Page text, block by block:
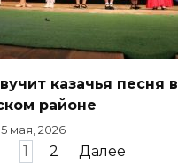
казачья песня в
районе
мая, 2026
1 2 Далее